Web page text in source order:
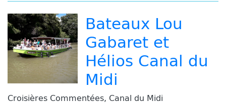
Bateaux Lou
Gabaret et
Hélios Canal du
Midi
Croisières Commentées, Canal du Midi